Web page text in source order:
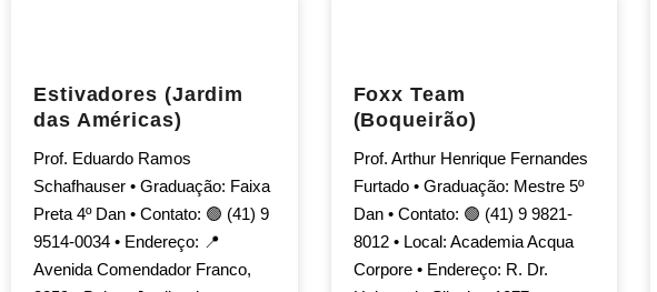
Estivadores (Jardim
das Américas)
Prof. Eduardo Ramos
Schafhauser • Graduação: Faixa
Preta 4º Dan • Contato: 🟢 (41) 9
9514-0034 • Endereço: 📍
Avenida Comendador Franco,
Foxx Team
(Boqueirão)
Prof. Arthur Henrique Fernandes
Furtado • Graduação: Mestre 5º
Dan • Contato: 🟢 (41) 9 9821-
8012 • Local: Academia Acqua
Corpore • Endereço: R. Dr.